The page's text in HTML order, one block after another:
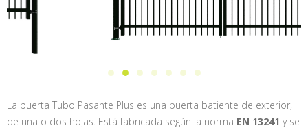
La puerta Tubo Pasante Plus es una puerta batiente de exterior,
de una o dos hojas. Está fabricada según la norma EN 13241 y se